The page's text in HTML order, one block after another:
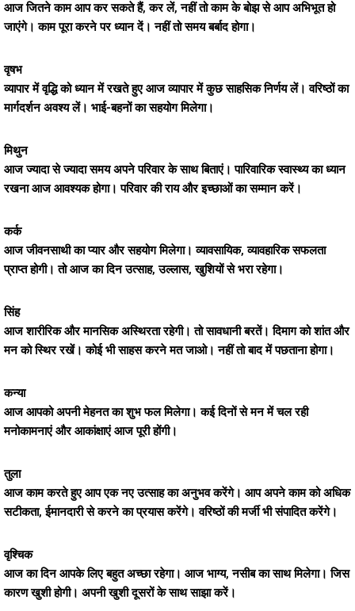
आज जितने काम आप कर सकते हैं, कर लें, नहीं तो काम के बोझ से आप अभिभूत हो
जाएंगे। काम पूरा करने पर ध्यान दें। नहीं तो समय बर्बाद होगा।
वृषभ
व्यापार में वृद्धि को ध्यान में रखते हुए आज व्यापार में कुछ साहसिक निर्णय लें। वरिष्ठों का
मार्गदर्शन अवश्य लें। भाई-बहनों का सहयोग मिलेगा।
मिथुन
आज ज्यादा से ज्यादा समय अपने परिवार के साथ बिताएं। पारिवारिक स्वास्थ्य का ध्यान
रखना आज आवश्यक होगा। परिवार की राय और इच्छाओं का सम्मान करें।
कर्क
आज जीवनसाथी का प्यार और सहयोग मिलेगा। व्यावसायिक, व्यावहारिक सफलता
प्राप्त होगी। तो आज का दिन उत्साह, उल्लास, खुशियों से भरा रहेगा।
सिंह
आज शारीरिक और मानसिक अस्थिरता रहेगी। तो सावधानी बरतें। दिमाग को शांत और
मन को स्थिर रखें। कोई भी साहस करने मत जाओ। नहीं तो बाद में पछताना होगा।
कन्या
आज आपको अपनी मेहनत का शुभ फल मिलेगा। कई दिनों से मन में चल रही
मनोकामनाएं और आकांक्षाएं आज पूरी होंगी।
तुला
आज काम करते हुए आप एक नए उत्साह का अनुभव करेंगे। आप अपने काम को अधिक
सटीकता, ईमानदारी से करने का प्रयास करेंगे। वरिष्ठों की मर्जी भी संपादित करेंगे।
वृश्चिक
आज का दिन आपके लिए बहुत अच्छा रहेगा। आज भाग्य, नसीब का साथ मिलेगा। जिस
कारण खुशी होगी। अपनी खुशी दूसरों के साथ साझा करें।